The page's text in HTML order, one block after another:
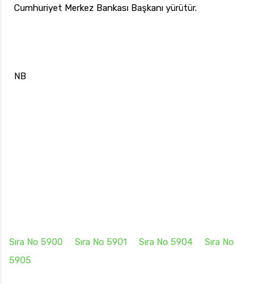
Cumhuriyet Merkez Bankası Başkanı yürütür.
NB
Sıra No 5900 Sıra No 5901 Sıra No 5904
Sıra No
5905